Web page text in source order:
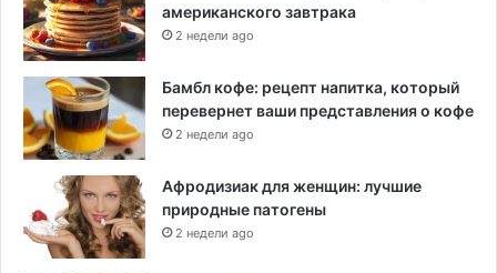
американского завтрака
2 недели ago
Бамбл кофе: рецепт напитка, который
перевернет ваши представления о кофе
2 недели ago
Афродизиак для женщин: лучшие
природные патогены
2 недели ago